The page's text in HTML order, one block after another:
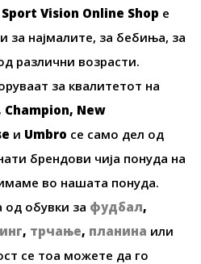
Sport Vision Online Shop е
најмалите, за бебиња, за
различни возрасти.
за квалитетот на
Champion, New
и Umbro се само дел од
брендови чија понуда на
во нашата понуда.
обувки за фудбал,
, трчање, планина или
се тоа можете да го